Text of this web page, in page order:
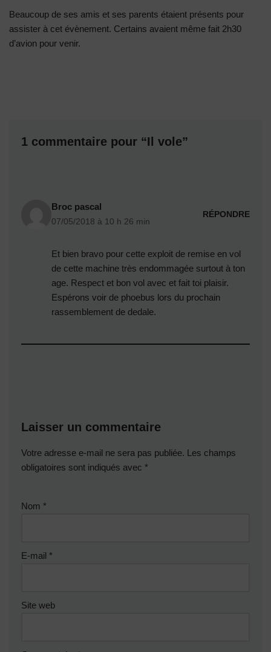
Beaucoup de ses amis et ses parents étaient présents pour
assister à cet évènement. Certains avaient même fait 2h30
d’avion pour venir.
1 commentaire pour “Il vole”
Broc pascal
07/05/2018 à 10 h 26 min
RÉPONDRE
Et bien bravo pour cette exploit de remise en vol
de cette machine très endommagée surtout à ton
age. Respect et bon vol avec et fait toi plaisir.
Espérons voir de phoebus lors du prochain
rassemblement de dedale.
Laisser un commentaire
Votre adresse e-mail ne sera pas publiée. Les champs
obligatoires sont indiqués avec *
Nom *
E-mail *
Site web